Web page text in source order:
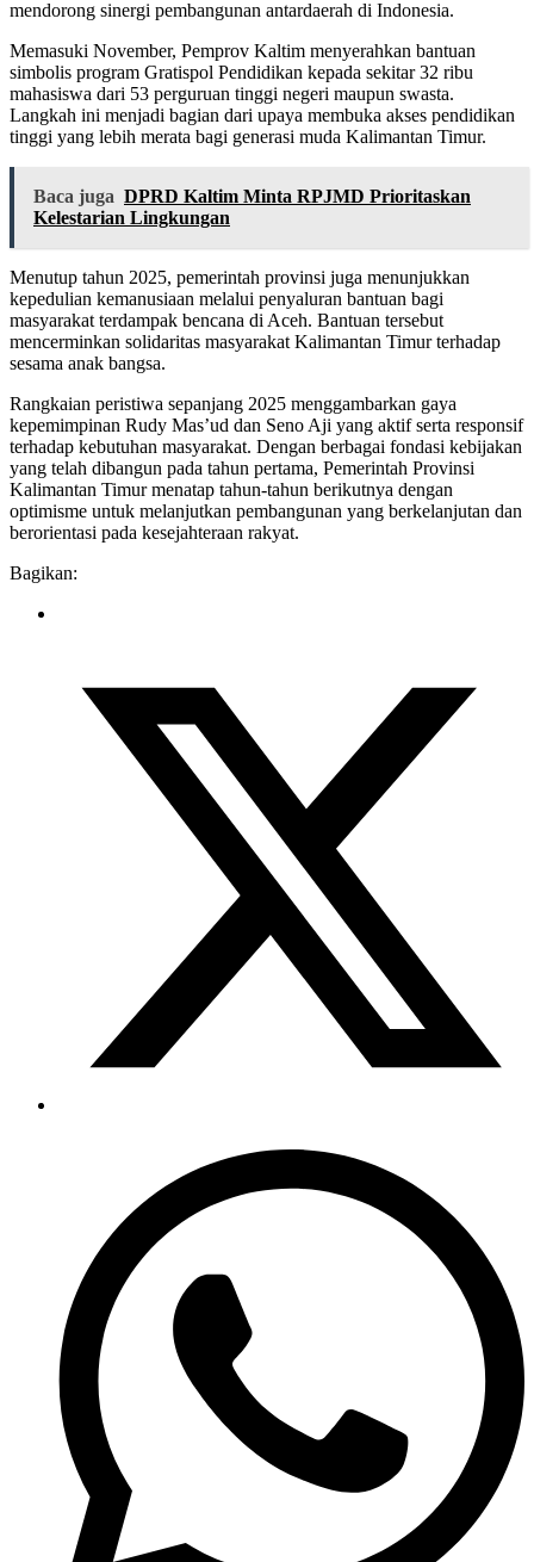
mendorong sinergi pembangunan antardaerah di Indonesia.
Memasuki November, Pemprov Kaltim menyerahkan bantuan
simbolis program Gratispol Pendidikan kepada sekitar 32 ribu
mahasiswa dari 53 perguruan tinggi negeri maupun swasta.
Langkah ini menjadi bagian dari upaya membuka akses pendidikan
tinggi yang lebih merata bagi generasi muda Kalimantan Timur.
Baca juga DPRD Kaltim Minta RPJMD Prioritaskan
Kelestarian Lingkungan
Menutup tahun 2025, pemerintah provinsi juga menunjukkan
kepedulian kemanusiaan melalui penyaluran bantuan bagi
masyarakat terdampak bencana di Aceh. Bantuan tersebut
mencerminkan solidaritas masyarakat Kalimantan Timur terhadap
sesama anak bangsa.
Rangkaian peristiwa sepanjang 2025 menggambarkan gaya
kepemimpinan Rudy Mas’ud dan Seno Aji yang aktif serta responsif
terhadap kebutuhan masyarakat. Dengan berbagai fondasi kebijakan
yang telah dibangun pada tahun pertama, Pemerintah Provinsi
Kalimantan Timur menatap tahun-tahun berikutnya dengan
optimisme untuk melanjutkan pembangunan yang berkelanjutan dan
berorientasi pada kesejahteraan rakyat.
Bagikan: